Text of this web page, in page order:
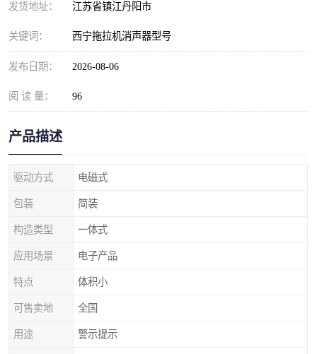
发货地址： 江苏省镇江丹阳市
关键词： 西宁拖拉机消声器型号
发布日期： 2026-08-06
阅 读 量： 96
产品描述
驱动方式 电磁式
包装 简装
构造类型 一体式
应用场景 电子产品
特点 体积小
可售卖地 全国
用途 警示提示